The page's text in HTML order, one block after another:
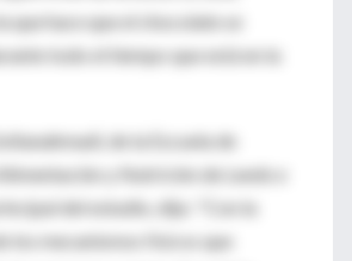
que hace que el chocolate se
todo el tiempo que está en la
de la Escuela de
y Nutrición de Leeds e
del estudio, dijo: "Con la
los mecanismos físicos que